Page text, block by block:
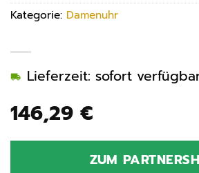
146,29 €
Lieferzeit: sofort
ZUM
Kategorie: Damenuhr